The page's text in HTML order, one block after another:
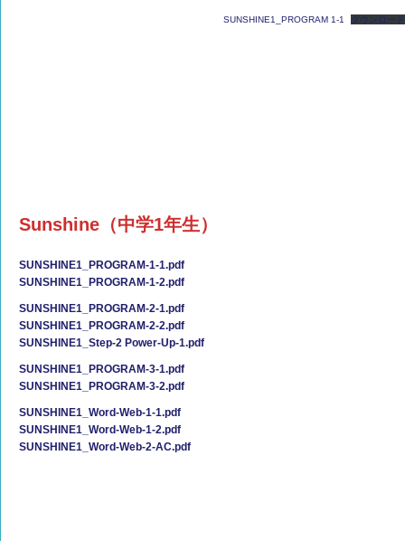
SUNSHINE1_PROGRAM 1-1 ダウンロード
Sunshine（中学1年生）
SUNSHINE1_PROGRAM-1-1.pdf
SUNSHINE1_PROGRAM-1-2.pdf
SUNSHINE1_PROGRAM-2-1.pdf
SUNSHINE1_PROGRAM-2-2.pdf
SUNSHINE1_Step-2 Power-Up-1.pdf
SUNSHINE1_PROGRAM-3-1.pdf
SUNSHINE1_PROGRAM-3-2.pdf
SUNSHINE1_Word-Web-1-1.pdf
SUNSHINE1_Word-Web-1-2.pdf
SUNSHINE1_Word-Web-2-AC.pdf